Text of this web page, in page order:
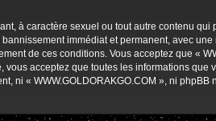
à caractère sexuel ou tout autre contenu
immédiat et permanent, avec
de ces conditions. Vous acceptez que «
acceptez que toutes les informations que
ni « WWW.GOLDORAKGO.COM », ni